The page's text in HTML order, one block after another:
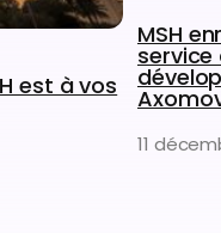
est à vos
MSH
service
11